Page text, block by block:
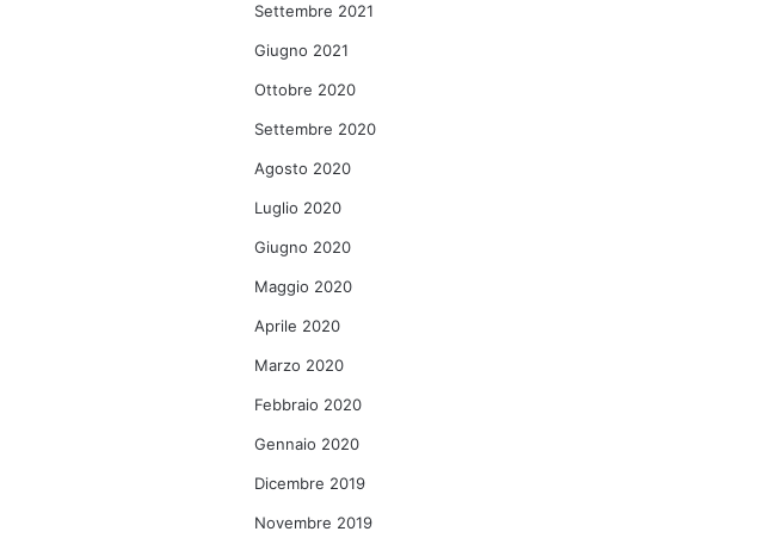
Settembre 2021
Giugno 2021
Ottobre 2020
Settembre 2020
Agosto 2020
Luglio 2020
Giugno 2020
Maggio 2020
Aprile 2020
Marzo 2020
Febbraio 2020
Gennaio 2020
Dicembre 2019
Novembre 2019